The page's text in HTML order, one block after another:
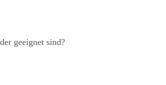
geeignet sind?